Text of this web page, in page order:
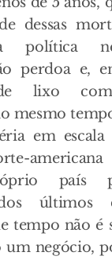
dessas
política
perdoa e,
lixo
mesmo
em escala
país
últimos
tempo não é
um negócio,